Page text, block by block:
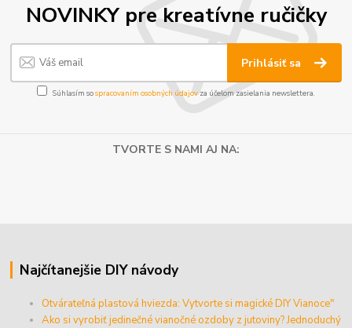
NOVINKY pre kreatívne ručičky
Prihlásiť sa
Súhlasím sospracovaním osobných údajov za účelom zasielania newslettera.
TVORTE S NAMI AJ NA:
Najčítanejšie DIY návody
Otvárateľná plastová hviezda: Vytvorte si magické DIY Vianoce"
Ako si vyrobiť jedinečné vianočné ozdoby z jutoviny? Jednoduchý